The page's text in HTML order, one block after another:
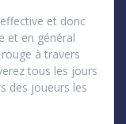
et donc
et en général
à travers
tous les jours
des joueurs les